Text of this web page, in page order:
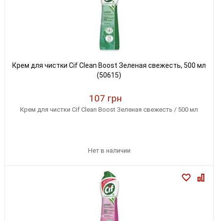
Крем для чистки Cif Clean Boost Зеленая свежесть, 500 мл
(50615)
107 грн
Крем для чистки Cif Clean Boost Зеленая свежесть / 500 мл
Нет в наличии